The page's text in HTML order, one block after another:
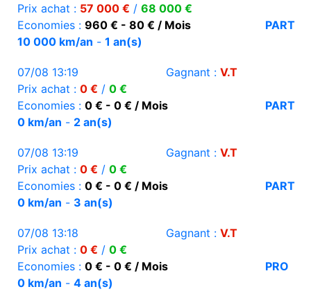
Prix achat : 57 000 € / 68 000 €
Economies : 960 € - 80 € / Mois
PART
10 000 km/an - 1 an(s)
07/08 13:19 Gagnant : V.T
Prix achat : 0 € / 0 €
Economies : 0 € - 0 € / Mois
PART
0 km/an - 2 an(s)
07/08 13:19 Gagnant : V.T
Prix achat : 0 € / 0 €
Economies : 0 € - 0 € / Mois
PART
0 km/an - 3 an(s)
07/08 13:18 Gagnant : V.T
Prix achat : 0 € / 0 €
Economies : 0 € - 0 € / Mois
PRO
0 km/an - 4 an(s)